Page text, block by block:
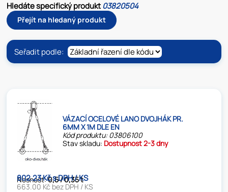
Hledáte specifický produkt03820504
Přejít na hledaný produkt
Seřadit podle:
VÁZACÍ OCELOVÉ LANO DVOJHÁK PR.
6MM X 1M DLE EN
Kód produktu: 03806100
Stav skladu: Dostupnost 2-3 dny
Nosnost:0,5 / 0,35 t
802.23 Kč s DPH / KS
663.00 Kč bez DPH / KS